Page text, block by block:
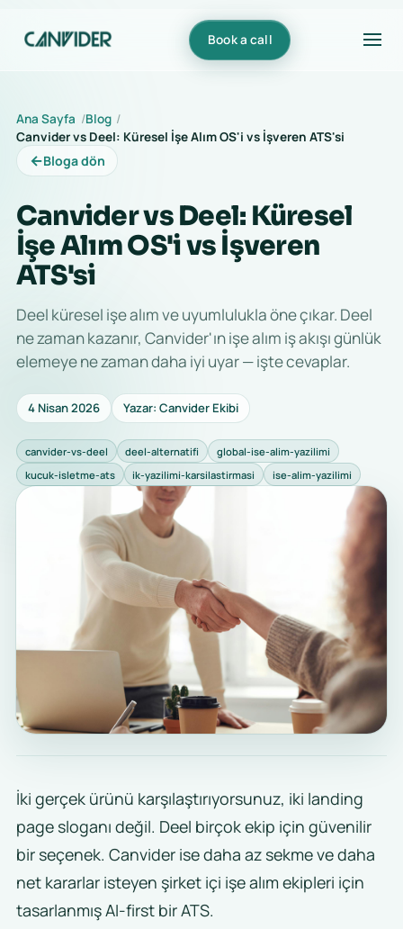
Book a call
Ana Sayfa
Blog
Canvider vs Deel: Küresel İşe Alım OS'i vs İşveren ATS'si
←Bloga dön
Canvider vs Deel: Küresel
İşe Alım OS'i vs İşveren
ATS'si
Deel küresel işe alım ve uyumlulukla öne çıkar. Deel
ne zaman kazanır, Canvider'ın işe alım iş akışı günlük
elemeye ne zaman daha iyi uyar — işte cevaplar.
4 Nisan 2026 Yazar: Canvider Ekibi
canvider-vs-deel deel-alternatifi
global-ise-alim-yazilimi
kucuk-isletme-ats
ik-yazilimi-karsilastirmasi ise-alim-yazilimi
İki gerçek ürünü karşılaştırıyorsunuz, iki landing
page sloganı değil. Deel birçok ekip için güvenilir
bir seçenek. Canvider ise daha az sekme ve daha
net kararlar isteyen şirket içi işe alım ekipleri için
tasarlanmış AI-first bir ATS.